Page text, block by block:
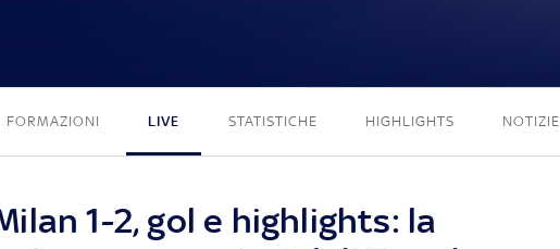
FORMAZIONI LIVE STATISTICHE HIGHLIGHTS NOTIZIE
1-2, gol e highlights: la